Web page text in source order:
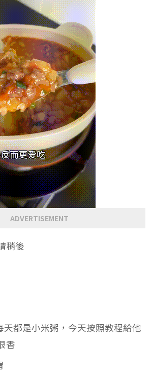
ADVERTISEMENT
稍後
天都是小米粥，今天按照教程給他
香